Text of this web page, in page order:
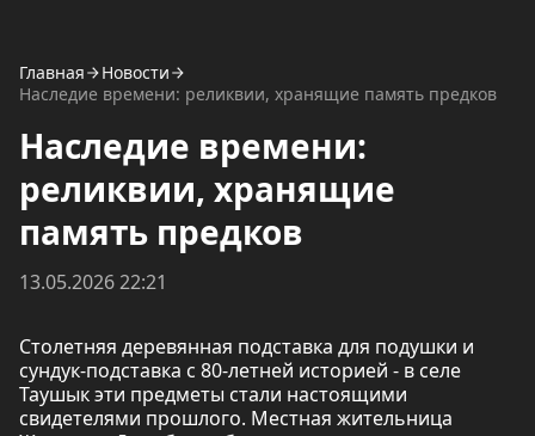
Главная
Новости
Наследие времени: реликвии, хранящие память предков
Наследие времени:
реликвии, хранящие
память предков
13.05.2026 22:21
Столетняя деревянная подставка для подушки и
сундук-подставка с 80-летней историей - в селе
Таушык эти предметы стали настоящими
свидетелями прошлого. Местная жительница